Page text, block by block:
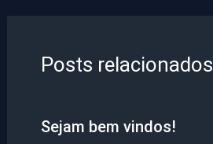
Posts relacionados
Sejam bem vindos!